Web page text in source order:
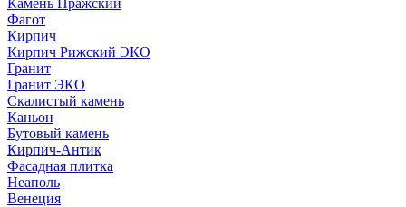
Камень Пражский
Фагот
Кирпич
Кирпич Рижский ЭКО
Гранит
Гранит ЭКО
Скалистый камень
Каньон
Бутовый камень
Кирпич-Антик
Фасадная плитка
Неаполь
Венеция